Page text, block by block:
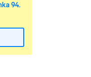
94.